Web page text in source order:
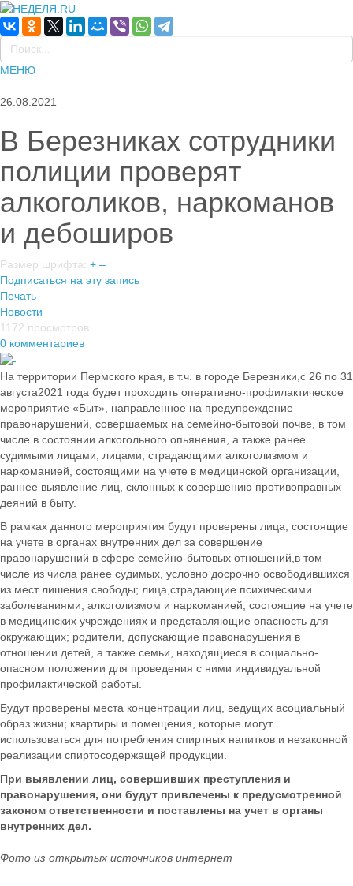
МЕНЮ
26.08.2021
В Березниках сотрудники
полиции проверят
алкоголиков, наркоманов
и дебоширов
Размер шрифта: + –
Подписаться на эту запись
Печать
Новости
1172 просмотров
0 комментариев
На территории Пермского края, в т.ч. в городе Березники,с 26 по 31
августа2021 года будет проходить оперативно-профилактическое
мероприятие «Быт», направленное на предупреждение
правонарушений, совершаемых на семейно-бытовой почве, в том
числе в состоянии алкогольного опьянения, а также ранее
судимыми лицами, лицами, страдающими алкоголизмом и
наркоманией, состоящими на учете в медицинской организации,
раннее выявление лиц, склонных к совершению противоправных
деяний в быту.
В рамках данного мероприятия будут проверены лица, состоящие
на учете в органах внутренних дел за совершение
правонарушений в сфере семейно-бытовых отношений,в том
числе из числа ранее судимых, условно досрочно освободившихся
из мест лишения свободы; лица,страдающие психическими
заболеваниями, алкоголизмом и наркоманией, состоящие на учете
в медицинских учреждениях и представляющие опасность для
окружающих; родители, допускающие правонарушения в
отношении детей, а также семьи, находящиеся в социально-
опасном положении для проведения с ними индивидуальной
профилактической работы.
Будут проверены места концентрации лиц, ведущих асоциальный
образ жизни; квартиры и помещения, которые могут
использоваться для потребления спиртных напитков и незаконной
реализации спиртосодержащей продукции.
При выявлении лиц, совершивших преступления и
правонарушения, они будут привлечены к предусмотренной
законом ответственности и поставлены на учет в органы
внутренних дел.
Фото из открытых источников интернет